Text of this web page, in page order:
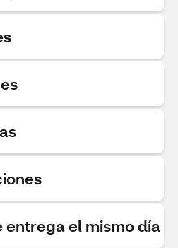
entrega el mismo día